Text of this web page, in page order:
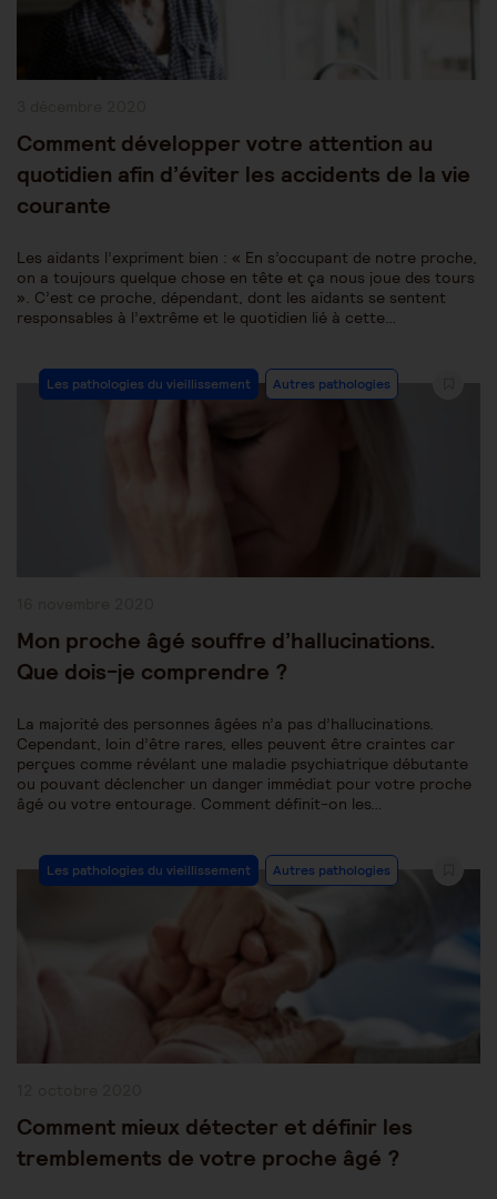
Comment développer votre attention au
quotidien afin d’éviter les accidents de la vie
courante
Les aidants l’expriment bien : « En s’occupant de notre proche,
on a toujours quelque chose en tête et ça nous joue des tours
». C’est ce proche, dépendant, dont les aidants se sentent
responsables à l’extrême et le quotidien lié à cette…
Post
Category:
Les pathologies du vieillissement Autres pathologies
Mon proche âgé souffre d’hallucinations.
Que dois-je comprendre ?
La majorité des personnes âgées n’a pas d’hallucinations.
Cependant, loin d’être rares, elles peuvent être craintes car
perçues comme révélant une maladie psychiatrique débutante
ou pouvant déclencher un danger immédiat pour votre proche
âgé ou votre entourage. Comment définit-on les…
Post
Category:
Les pathologies du vieillissement Autres pathologies
Comment mieux détecter et définir les
tremblements de votre proche âgé ?